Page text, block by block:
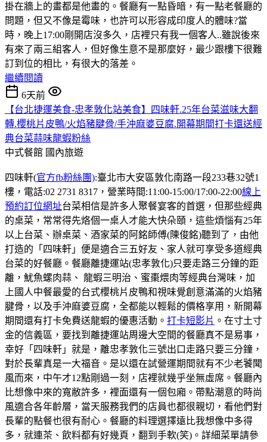
掛在牆上的畫都是他畫的。餐廳有一點昏暗，有一點老餐廳的
問題，但又不像是霉味，也許可以形容成印度人的體味?當
時，晚上17:00剛開店沒多久，店裡只有我一個客人..雖說後來
有來了兩三組客人，但好像生意不是那麼好，最少跟樓下很難
訂到位的相比，有很大的落差。
繼續閱讀
6天前
【台北捷運美食-忠孝敦化站美食】四味軒.25年台菜滋味大翻
轉.櫻桃片皮鴨/火焰豬腱骨/手沖麻婆豆腐.開幕期間打卡還送經
典台菜蒜味龍蝦粉絲
中式餐館 國內旅遊
四味軒(官方fb粉絲團):臺北市大安區敦化南路一段233巷32號1
樓，電話:02 2731 8317，營業時間:11:00-15:00/17:00-22:00線上
預約訂位網址台菜相信是許多人聚餐宴客的首選，但那些經典
的桌菜，常常得先烙個一桌人才能大快朵頤，這些煩惱有25年
以上台菜、辦桌菜、酒家菜的阿銘師傅(陳俊銘)聽到了，由他
打造的「四味軒」便是適合三五好友、家人就可享受多道經典
台菜的好餐廳。餐廳離捷運站(忠孝敦化)只要走路三分鐘的距
離，魷魚螺肉蒜、 龍蝦三明治、蜜棗煨肉等經典台灣味，加
上國人中餐最愛的台式櫻桃片皮鴨和視味覺創意滿滿的火焰豬
腱骨，以及手沖麻婆豆腐，全都能以輕鬆的價格享用，新開幕
期間還有打卡免費送龍蝦的優惠活動。 打卡短影片 。在寸土寸
金的信義區，要找到離捷運站周邊大空間的餐廳真不是易事，
幸好「四味軒」就是，離忠孝敦化三號出口走路只要三分鐘，
對於長輩真是一大福音。是以還在試營運期間就有不少老饕聞
風而來，中午才12點剛過一刻，店裡就幾乎坐無虛席。餐廳內
比想像中來的寬敝許多，裡面還有一個包廂。帶點潮意的時尚
風適合各年齡層，當天服務我們的店員也都很親切，看他們對
長輩的點餐也很有耐心。餐廳的料理選擇遠比我想像中多得
多，就連茶、飲料都有好幾頁，翻到手軟(笑)。詳細菜單請參